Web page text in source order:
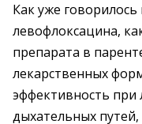
Как уже
левофлоксацина,
препарата в
лекарственных
эффективность
дыхательных